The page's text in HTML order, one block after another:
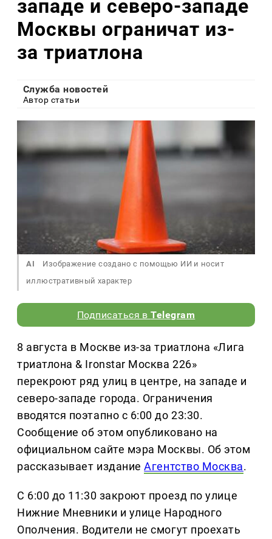
западе и северо-западе
Москвы ограничат из-
за триатлона
Служба новостей
Автор статьи
AI
Изображение создано с помощью ИИ и носит
иллюстративный характер
Подписаться вTelegram
8 августа в Москве из-за триатлона «Лига
триатлона & Ironstar Москва 226»
перекроют ряд улиц в центре, на западе и
северо-западе города. Ограничения
вводятся поэтапно с 6:00 до 23:30.
Сообщение об этом опубликовано на
официальном сайте мэра Москвы. Об этом
рассказывает изданиеАгентство Москва.
С 6:00 до 11:30 закроют проезд по улице
Нижние Мневники и улице Народного
Ополчения. Водители не смогут проехать